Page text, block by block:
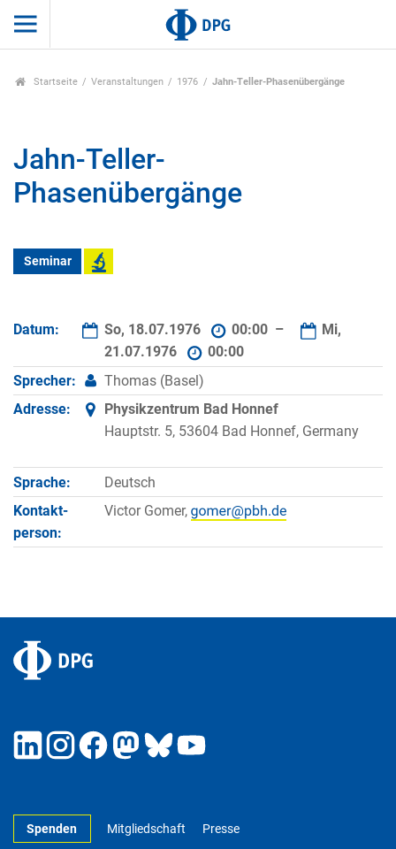
Startseite Veranstaltungen 1976 Jahn-Teller-Phasenübergänge
Jahn-Teller-
Phasenübergänge
Seminar
Datum: So, 18.07.1976 00:00 –
Mi,
21.07.1976
00:00
Sprecher:
Thomas (Basel)
Adresse:
Physikzentrum Bad Honnef
Hauptstr. 5, 53604 Bad Honnef, Germany
Sprache:
Deutsch
Kontakt­
person:
Victor Gomer,
Spenden Mitgliedschaft Presse